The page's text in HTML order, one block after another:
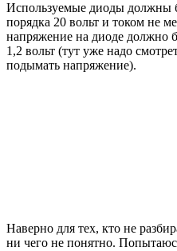
Используемые диоды должны
порядка 20 вольт и током не
напряжение на диоде должно
1,2 вольт (тут уже надо
подымать напряжение).
Наверно для тех, кто не
ни чего не понятно.